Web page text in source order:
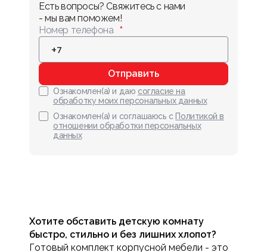
Есть вопросы? Свяжитесь с нами
- мы вам поможем!
Номер телефона
Отправить
Ознакомлен(а) и даю согласие на
обработку моих персональных данных
Ознакомлен(а) и соглашаюсь с Политикой в
отношении обработки персональных
данных
Хотите обставить детскую комнату
быстро, стильно и без лишних хлопот?
Готовый комплект корпусной мебели - это